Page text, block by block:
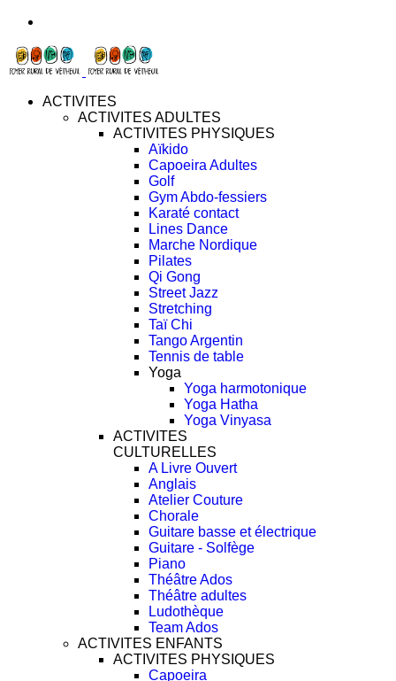
ACTIVITES
ACTIVITES ADULTES
ACTIVITES PHYSIQUES
Aïkido
Capoeira Adultes
Golf
Gym Abdo-fessiers
Karaté contact
Lines Dance
Marche Nordique
Pilates
Qi Gong
Street Jazz
Stretching
Taï Chi
Tango Argentin
Tennis de table
Yoga
Yoga harmotonique
Yoga Hatha
Yoga Vinyasa
ACTIVITES
CULTURELLES
A Livre Ouvert
Anglais
Atelier Couture
Chorale
Guitare basse et électrique
Guitare - Solfège
Piano
Théâtre Ados
Théâtre adultes
Ludothèque
Team Ados
ACTIVITES ENFANTS
ACTIVITES PHYSIQUES
Capoeira